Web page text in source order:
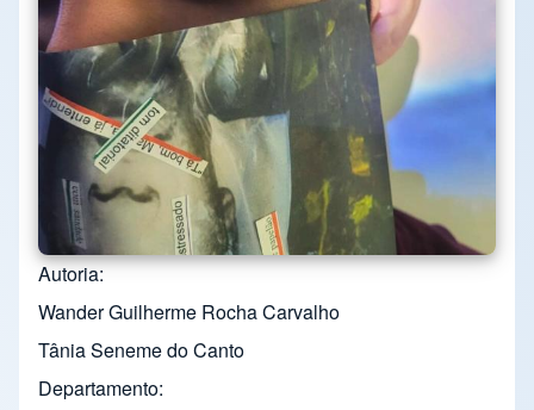
Autoria
Wander Guilherme Rocha Carvalho
Tânia Seneme do Canto
Departamento